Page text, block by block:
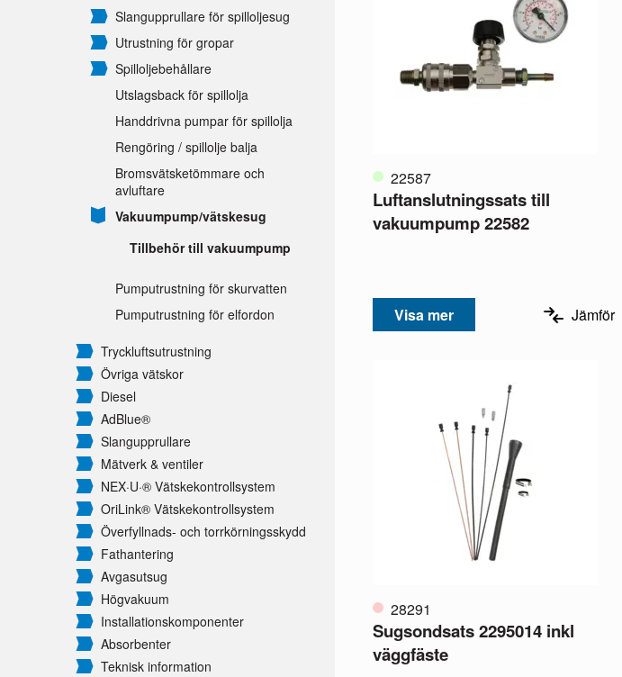
Slangupprullare för spilloljesug
Utrustning för gropar
Spilloljebehållare
Utslagsback för spillolja
Handdrivna pumpar för spillolja
Rengöring / spillolje balja
Bromsvätsketömmare och
avluftare
Vakuumpump/vätskesug
Tillbehör till vakuumpump
Pumputrustning för skurvatten
Pumputrustning för elfordon
Tryckluftsutrustning
Övriga vätskor
Diesel
AdBlue®
Slangupprullare
Mätverk & ventiler
NEX·U·® Vätskekontrollsystem
OriLink® Vätskekontrollsystem
Överfyllnads- och torrkörningsskydd
Fathantering
Avgasutsug
Högvakuum
Installationskomponenter
Absorbenter
Teknisk information
22587
Luftanslutningssats till
vakuumpump 22582
Visa mer Jämför
28291
Sugsondsats 2295014 inkl
väggfäste